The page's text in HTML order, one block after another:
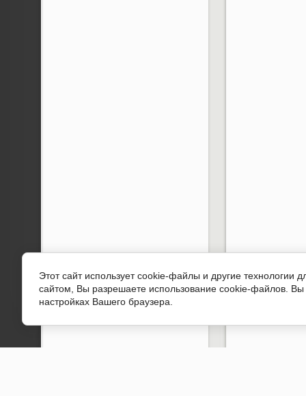
Этот сайт использует cookie-файлы и другие технологии
сайтом, Вы разрешаете использование cookie-файлов.
настройках Вашего браузера.